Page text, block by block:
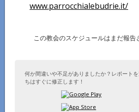
www.parrocchialebudrie.it/
この教会のスケジュールはまだ報告
何か間違いや不足がありましたか？レポート
ちはすぐに修正します！